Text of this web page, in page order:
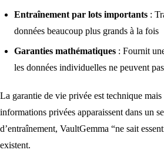
Entraînement par lots importants :
données beaucoup plus grands à la fois
Garanties mathématiques : Fournit
les données individuelles ne peuvent
La garantie de vie privée est technique mais
informations privées apparaissent dans un
d’entraînement, VaultGemma “ne sait
existent.